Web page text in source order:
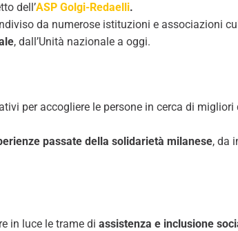
dell’ASP Golgi-Redaelli.
da numerose istituzioni e associazioni
, dall’Unità nazionale a oggi.
per accogliere le persone in cerca di
passate della solidarietà milanese, da
in luce le trame di assistenza e inclusione